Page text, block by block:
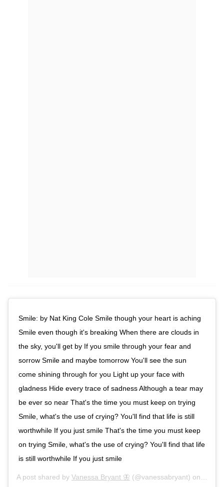
Smile: by Nat King Cole Smile though your heart is aching
Smile even though it's breaking When there are clouds in
the sky, you'll get by If you smile through your fear and
sorrow Smile and maybe tomorrow You'll see the sun
come shining through for you Light up your face with
gladness Hide every trace of sadness Although a tear may
be ever so near That's the time you must keep on trying
Smile, what's the use of crying? You'll find that life is still
worthwhile If you just smile That's the time you must keep
on trying Smile, what's the use of crying? You'll find that life
is still worthwhile If you just smile
A post shared by Vanessa Bryant 🦋 (@vanessabryant) on